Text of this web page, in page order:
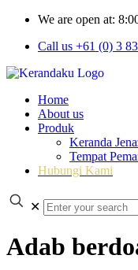
We are open at:
Call us +61 (0) 3
Home
About us
Produk
Keranda
Tempat
Hubungi Kami
✕
Adab